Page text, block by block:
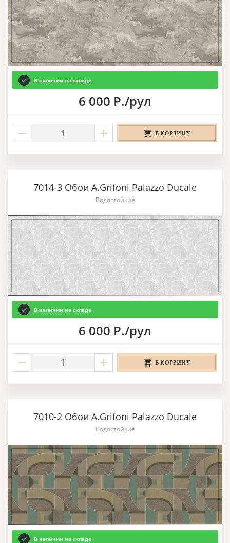
В наличии на складе
6 000 Р./рул
В КОРЗИНУ
7014-3 Обои A.Grifoni Palazzo Ducale
Водостойкие
В наличии на складе
6 000 Р./рул
В КОРЗИНУ
7010-2 Обои A.Grifoni Palazzo Ducale
Водостойкие
В наличии на складе